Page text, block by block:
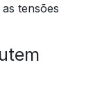
tensões